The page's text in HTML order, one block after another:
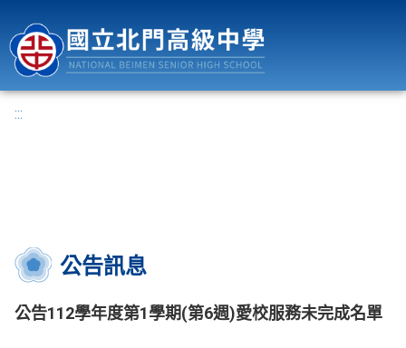
:::
公告訊息
公告112學年度第1學期(第6週)愛校服務未完成名單